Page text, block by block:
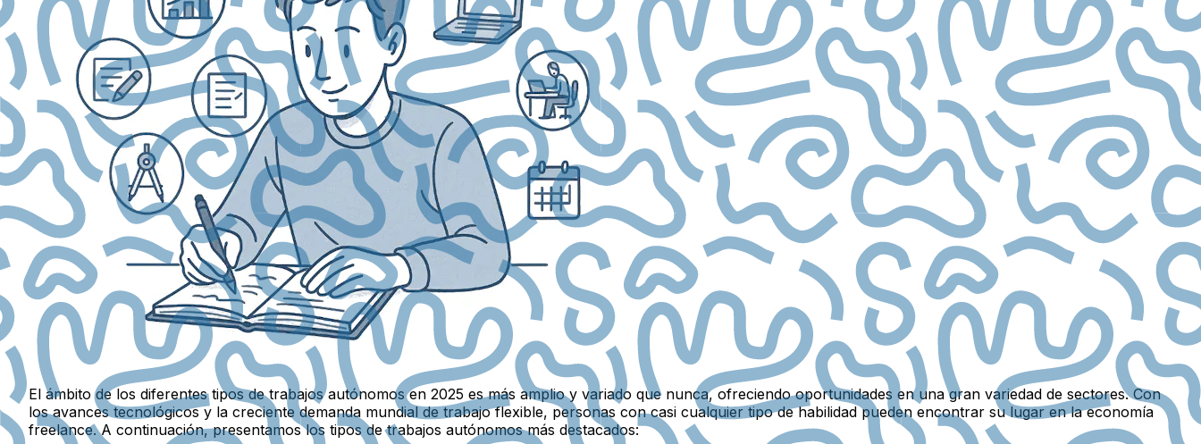
El ámbito de los diferentes tipos de trabajos autónomos en 2025 es más amplio y variado que nunca, ofreciendo oportunidades en una gran variedad de sectores. Con
los avances tecnológicos y la creciente demanda mundial de trabajo flexible, personas con casi cualquier tipo de habilidad pueden encontrar su lugar en la economía
freelance. A continuación, presentamos los tipos de trabajos autónomos más destacados: